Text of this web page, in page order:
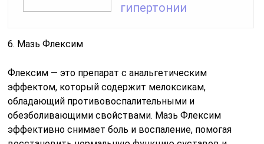
гипертонии
6. Мазь Флексим
Флексим — это препарат с анальгетическим
эффектом, который содержит мелоксикам,
обладающий противовоспалительными и
обезболивающими свойствами. Мазь Флексим
эффективно снимает боль и воспаление, помогая